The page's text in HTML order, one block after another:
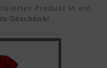
Produkt in ein
Geschenk!